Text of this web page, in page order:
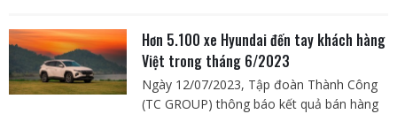
Hơn 5.100 xe Hyundai đến tay khách hàng
Việt trong tháng 6/2023
Ngày 12/07/2023, Tập đoàn Thành Công
(TC GROUP) thông báo kết quả bán hàng